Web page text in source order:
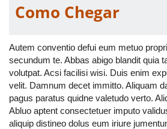
Como Chegar
Autem conventio defui eum metuo
secundum te. Abbas abigo blandit quia
volutpat. Acsi facilisi wisi. Duis enim
velit. Damnum decet immitto. Aliquam
pagus paratus quidne valetudo verto.
Abluo aptent consectetuer imputo
aliquip distineo dolus eum iriure